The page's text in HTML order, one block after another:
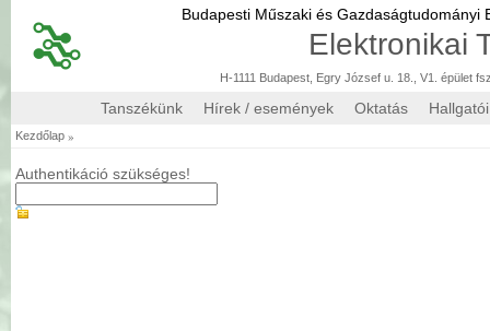
Budapesti Műszaki és Gazdaságtudományi
Elektronikai
H-1111 Budapest, Egry József u. 18., V1. épület
Tanszékünk Hírek / események Oktatás
Kezdőlap »
Authentikáció szükséges!